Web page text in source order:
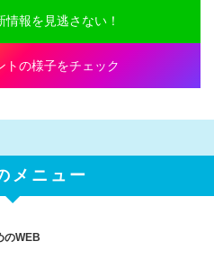
報を見逃さない！
トの様子をチェック
メニュー
のWEB